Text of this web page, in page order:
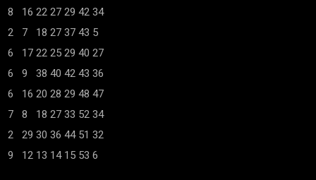
8
16 222729 4234
2 7 18 273743 5
6
17222529 40 27
6 9 38 40 4243 36
6
16 20 28 29 48 47
7 8 18 2733 5234
2 29 30 36 44 51 32
9
12 13 14 15 53 6